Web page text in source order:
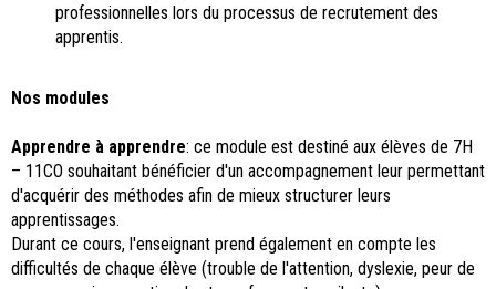
professionnelles lors du processus de recrutement des
apprentis.
Nos modules
Apprendre à apprendre: ce module est destiné aux élèves de 7H
– 11CO souhaitant bénéficier d'un accompagnement leur permettant
d'acquérir des méthodes afin de mieux structurer leurs
apprentissages.
Durant ce cours, l'enseignant prend également en compte les
difficultés de chaque élève (trouble de l'attention, dyslexie, peur de